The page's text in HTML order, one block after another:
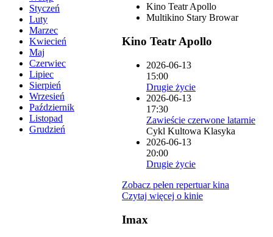
Styczeń
Luty
Marzec
Kwiecień
Maj
Czerwiec
Lipiec
Sierpień
Wrzesień
Październik
Listopad
Grudzień
Kino Teatr Apollo
Multikino Stary Browar
Kino Teatr Apollo
2026-06-13
15:00
Drugie życie
2026-06-13
17:30
Zawieście czerwone latarnie
Cykl Kultowa Klasyka
2026-06-13
20:00
Drugie życie
Zobacz pełen repertuar kina
Czytaj więcej o kinie
Imax